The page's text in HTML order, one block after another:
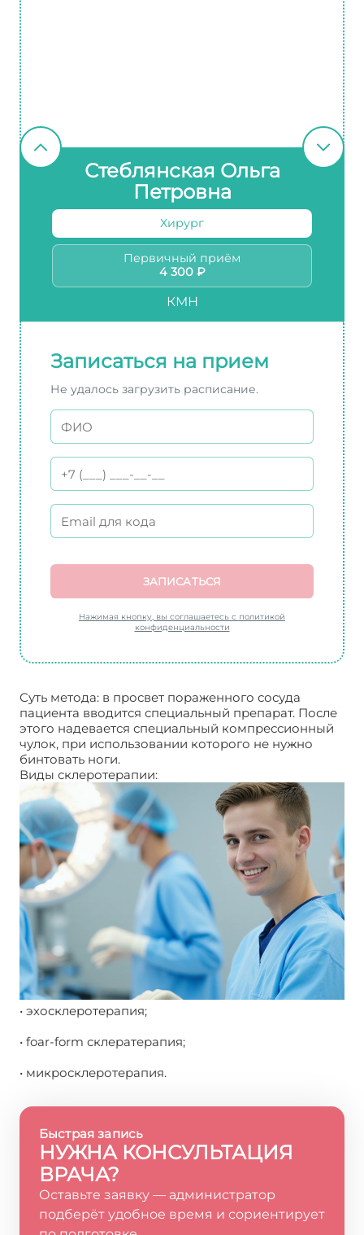
Стеблянская Ольга
Петровна
Хирург
Первичный приём
4 300 ₽
КМН
Записаться на прием
Не удалось загрузить расписание.
ЗАПИСАТЬСЯ
Нажимая кнопку, вы соглашаетесь с политикой
конфиденциальности
Суть метода: в просвет пораженного сосуда
пациента вводится специальный препарат. После
этого надевается специальный компрессионный
чулок, при использовании которого не нужно
бинтовать ноги.
Виды склеротерапии:
• эхосклеротерапия;
• foar-form склератерапия;
• микросклеротерапия.
Быстрая запись
НУЖНА КОНСУЛЬТАЦИЯ
ВРАЧА?
Оставьте заявку — администратор
подберёт удобное время и сориентирует